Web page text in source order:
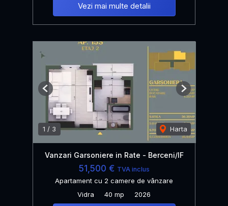
Vezi mai multe detalii
1 / 3 Harta
Previous Next
Vanzari Garsoniere in Rate - Berceni/IF
51,500 € TVA inclus
Apartament cu 2 camere de vânzare
Vidra
40 mp 2026